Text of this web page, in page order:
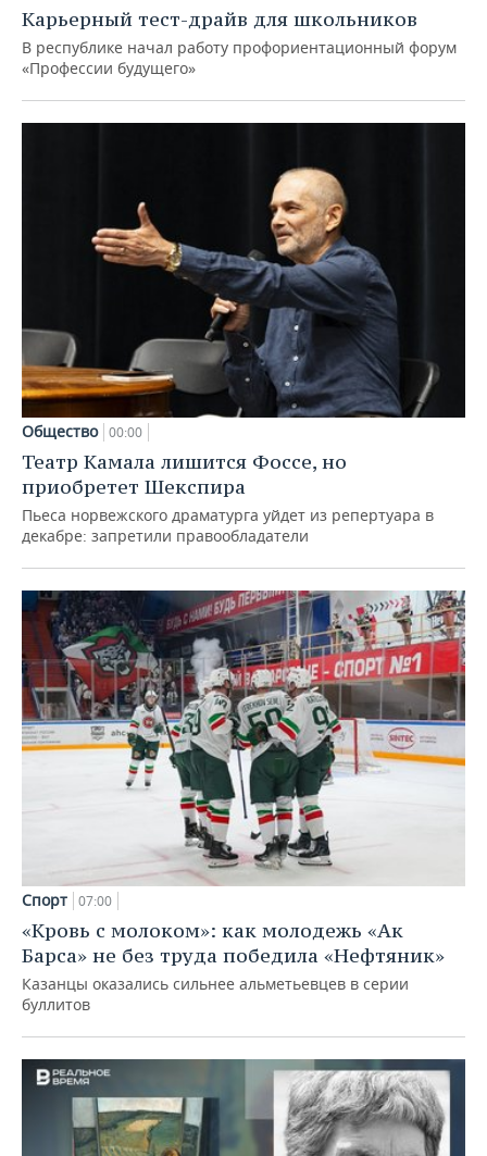
Карьерный тест-драйв для школьников
В республике начал работу профориентационный форум
«Профессии будущего»
Общество 00:00
Театр Камала лишится Фоссе, но
приобретет Шекспира
Пьеса норвежского драматурга уйдет из репертуара в
декабре: запретили правообладатели
Спорт 07:00
«Кровь с молоком»: как молодежь «Ак
Барса» не без труда победила «Нефтяник»
Казанцы оказались сильнее альметьевцев в серии
буллитов